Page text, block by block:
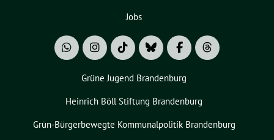
Jobs
Grüne Jugend Brandenburg
Heinrich Böll Stiftung Brandenburg
Grün-Bürgerbewegte Kommunalpolitik Brandenburg